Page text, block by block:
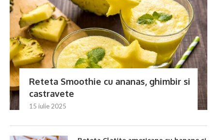
Reteta Smoothie cu ananas, ghimbir si
castravete
15 iulie 2025